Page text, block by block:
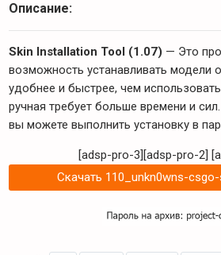
Описание:
Skin Installation Tool (1.07) — Это
возможность устанавливать модели
удобнее и быстрее, чем
ручная требует больше времени и
вы можете выполнить установку в
[adsp-pro-3][adsp-pro-2]
Скачать 110_unkn0wns-